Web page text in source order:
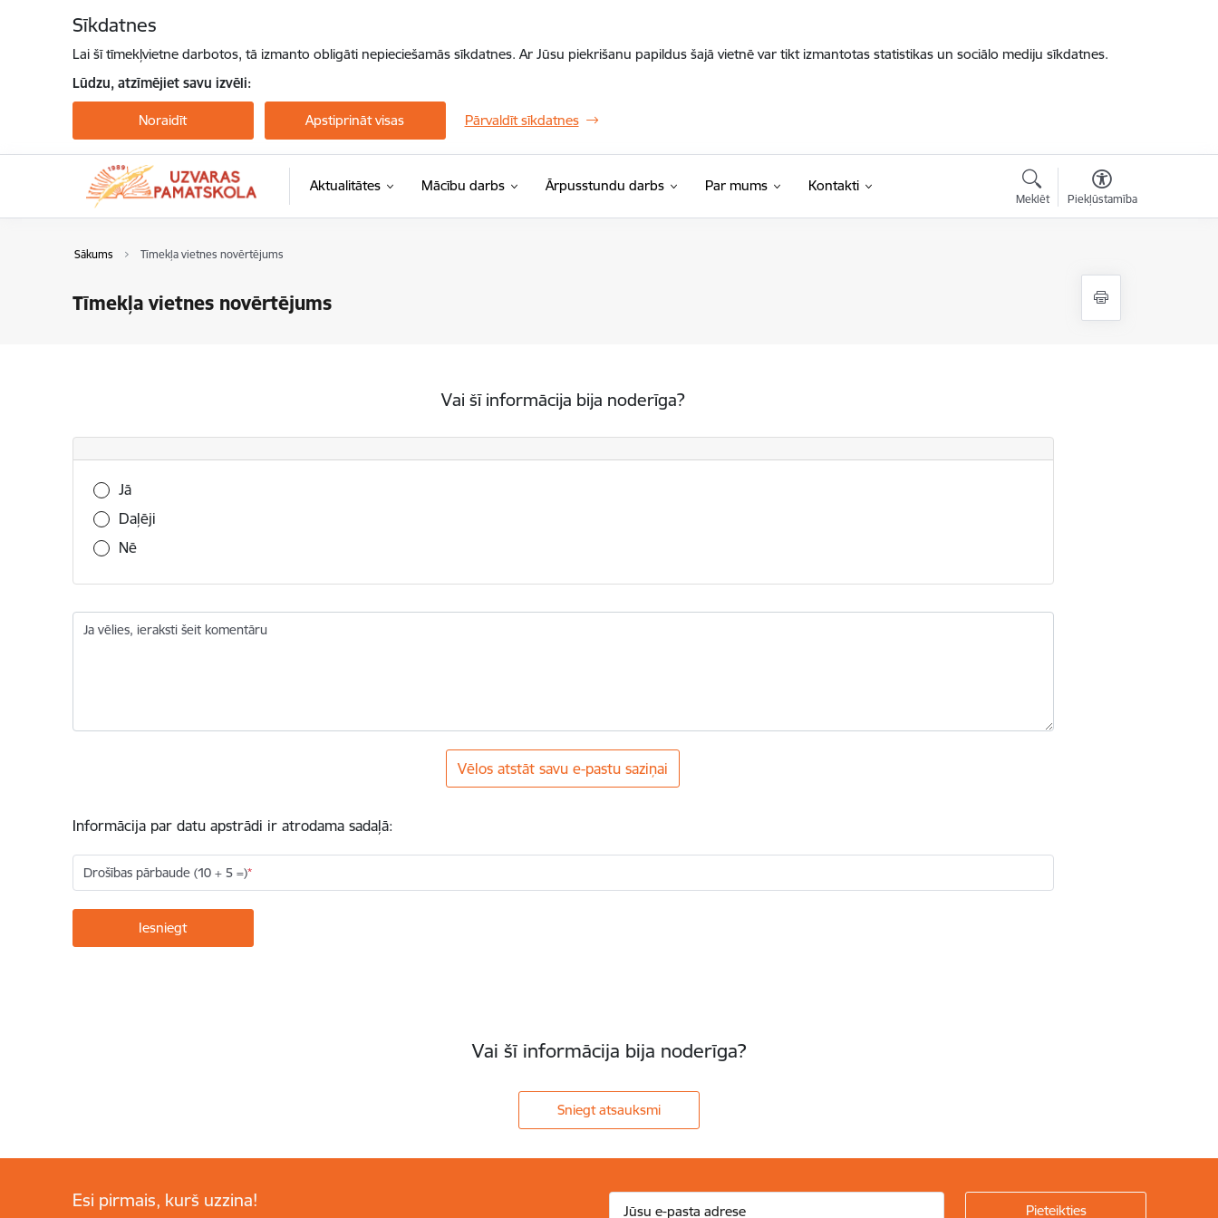
Sīkdatnes
Lai šī tīmekļvietne darbotos, tā izmanto obligāti nepieciešamās sīkdatnes. Ar Jūsu piekrišanu papildus šajā vietnē var tikt izmantotas statistikas un sociālo mediju sīkdatnes.
Lūdzu, atzīmējiet savu izvēli:
Noraidīt Apstiprināt visas Pārvaldīt sīkdatnes
Aktualitātes Mācību darbs Ārpusstundu darbs Par mums Kontakti
Meklēt Piekļūstamība
Sākums Tīmekļa vietnes novērtējums
Tīmekļa vietnes novērtējums
Vai šī informācija bija noderīga?
Vai šī informācija bija noderīga?
Jā
Daļēji
Nē
Ja vēlies, ieraksti šeit komentāru
Vēlos atstāt savu e-pastu saziņai
Informācija par datu apstrādi ir atrodama sadaļā:
Drošības pārbaude (10 + 5 =)
Vai šī informācija bija noderīga?
Sniegt atsauksmi
Esi pirmais, kurš uzzina!